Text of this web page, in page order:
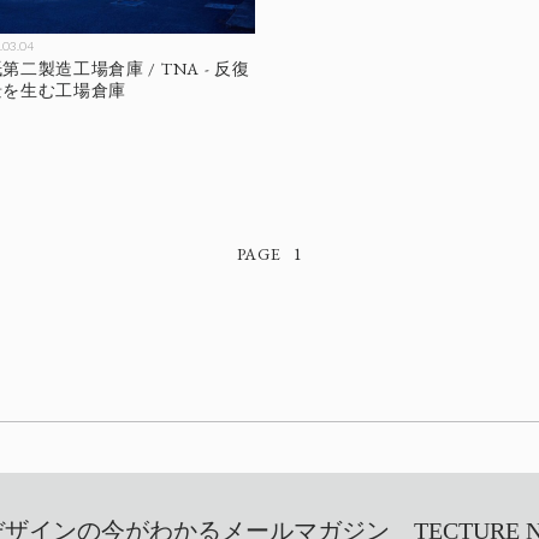
二製造工場倉庫 / TNA - 反復
生む工場倉庫
1
インの今がわかるメールマガジン TECTURE